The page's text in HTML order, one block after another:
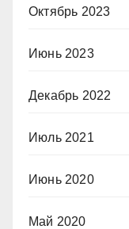
Октябрь 2023
Июнь 2023
Декабрь 2022
Июль 2021
Июнь 2020
Май 2020